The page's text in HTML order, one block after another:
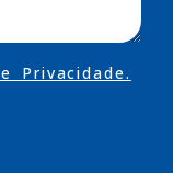
Privacidade.